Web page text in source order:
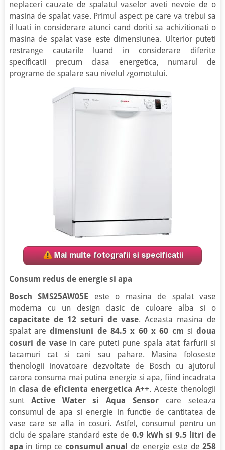
neplaceri cauzate de spalatul vaselor aveti nevoie de o
masina de spalat vase. Primul aspect pe care va trebui sa
il luati in considerare atunci cand doriti sa achizitionati o
masina de spalat vase este dimensiunea. Ulterior puteti
restrange cautarile luand in considerare diferite
specificatii precum clasa energetica, numarul de
programe de spalare sau nivelul zgomotului.
Consum redus de energie si apa
Bosch SMS25AW05E este o masina de spalat vase
moderna cu un design clasic de culoare alba si o
capacitate de 12 seturi de vase. Aceasta masina de
spalat aredimensiuni de 84.5 x 60 x 60 cm sidoua
cosuri de vasein care puteti pune spala atat farfurii si
tacamuri cat si cani sau pahare. Masina foloseste
thenologii inovatoare dezvoltate de Bosch cu ajutorul
carora consuma mai putina energie si apa, fiind incadrata
in clasa de eficienta energetica A++. Aceste thenologii
sunt Active Water si Aqua Sensor care seteaza
consumul de apa si energie in functie de cantitatea de
vase care se afla in cosuri. Astfel, consumul pentru un
ciclu de spalare standard este de 0.9 kWh si 9.5 litri de
apa in timp ce consumul anual de energie este de258